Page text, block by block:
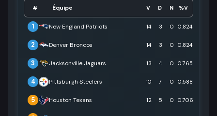
# Équipe V D N %V
1 New England Patriots 14 3 0 0.824
2 Denver Broncos 14 3 0 0.824
3 Jacksonville Jaguars 13 4 0 0.765
4 Pittsburgh Steelers 10 7 0 0.588
5 Houston Texans 12 5 0 0.706